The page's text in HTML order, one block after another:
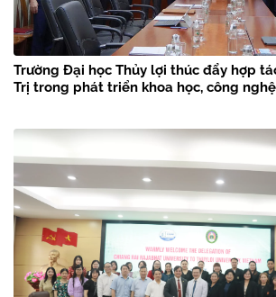
Trường Đại học Thủy lợi thúc đẩy hợp
Trị trong phát triển khoa học, công